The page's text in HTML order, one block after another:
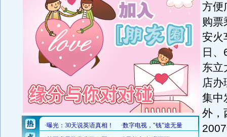
方便
购票
安火
日
东立
店办
集中
外，